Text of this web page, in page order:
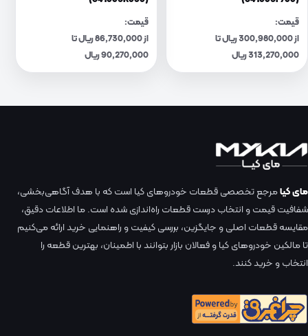
قیمت:
از 300,980,000 ریال تا
313,270,000 ریال
قیمت:
از 86,730,000 ریال تا
90,270,000 ریال
مای کیامرجع تخصصی قطعات خودروهای کیا است که با هدف آگاهی‌بخشی،
شفافیت قیمت و انتخاب درست قطعات راه‌اندازی شده است. ما اطلاعات دقیق،
مقایسه قطعات اصلی و جایگزین، بررسی کیفیت و راهنمایی خرید ارائه می‌کنیم
تا مالکین خودروهای کیا و فعالان بازار بتوانند با اطمینان، بهترین قطعه را
انتخاب و خرید کنند.